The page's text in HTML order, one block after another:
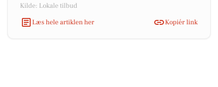
Kilde: Lokale tilbud
Læs hele artiklen her
Kopiér link